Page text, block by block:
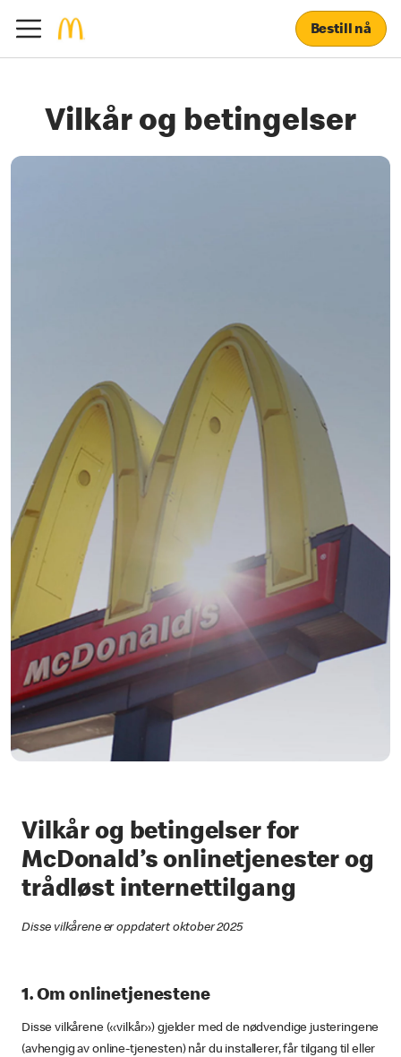
Bestill nå
Vilkår og betingelser
Vilkår og betingelser for
McDonald’s onlinetjenester og
trådløst internettilgang
Disse vilkårene er oppdatert oktober 2025
1. Om onlinetjenestene
Disse vilkårene («vilkår») gjelder med de nødvendige justeringene
(avhengig av online-tjenesten) når du installerer, får tilgang til eller